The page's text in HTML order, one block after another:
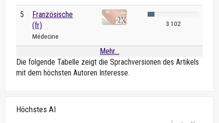
5
Französische
(fr)
Médecine
3 102
Mehr...
Die folgende Tabelle zeigt die Sprachversionen des Artikels
mit dem höchsten Autoren Interesse.
Höchstes AI